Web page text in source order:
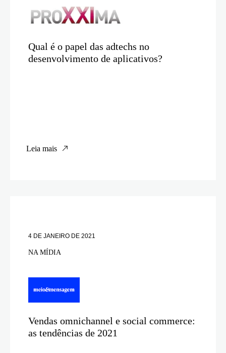
Qual é o papel das adtechs no
desenvolvimento de aplicativos?
Leia mais
4 DE JANEIRO DE 2021
NA MÍDIA
Vendas omnichannel e social commerce:
as tendências de 2021